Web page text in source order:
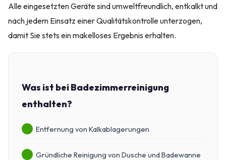
Alle eingesetzten Geräte sind umweltfreundlich, entkalkt und
nach jedem Einsatz einer Qualitätskontrolle unterzogen,
damit Sie stets ein makelloses Ergebnis erhalten.
Was ist bei Badezimmerreinigung
enthalten?
Entfernung von Kalkablagerungen
Gründliche Reinigung von Dusche und Badewanne